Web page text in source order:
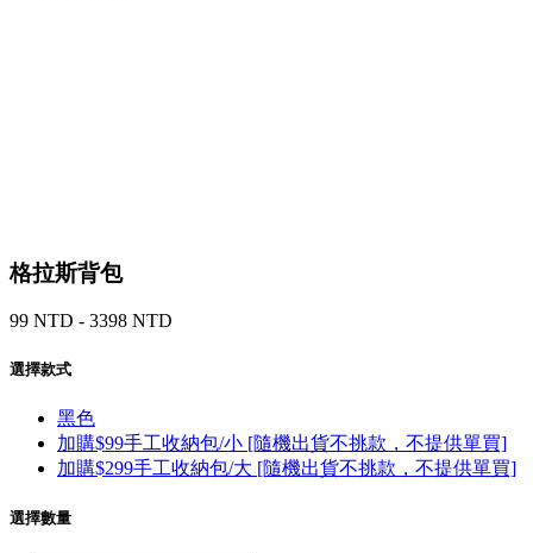
格拉斯背包
99 NTD - 3398 NTD
選擇款式
黑色
加購$99手工收納包/小 [隨機出貨不挑款，不提供單買]
加購$299手工收納包/大 [隨機出貨不挑款，不提供單買]
選擇數量